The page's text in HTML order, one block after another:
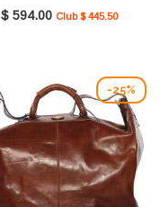
$ 594.00 Club $ 445.50
-25%